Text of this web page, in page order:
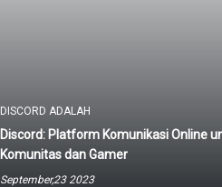
DISCORD ADALAH
Discord: Platform Komunikasi Online
Komunitas dan Gamer
September,23 2023